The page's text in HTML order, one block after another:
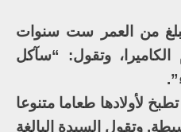
من العمر ست سنوات
وتقول: “سآكل
لأولادها طعاما متنوعا
وتقول السيدة البالغة